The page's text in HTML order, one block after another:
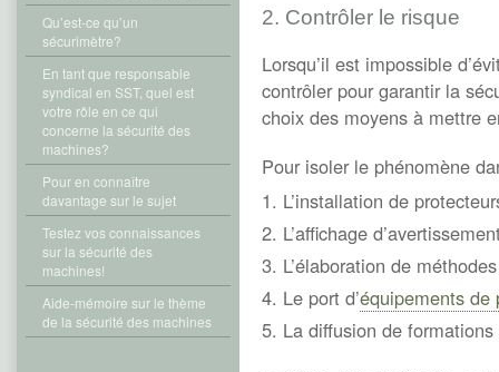
Qu’est-ce qu’un
sécurimètre?
En tant que responsable
syndical en SST, quel est
votre rôle en ce qui
concerne la sécurité des
machines?
Pour en connaître
davantage sur le sujet
Testez vos connaissances
sur la sécurité des
machines!
Aide-mémoire sur le thème
de la sécurité des machines
2. Contrôler le risque
Lorsqu’il est impossible
contrôler pour garantir la
choix des moyens à mettre
Pour isoler le phénomène
L’installation de
L’affichage
L’élaboration de
Le port d’équipements de
La diffusion de